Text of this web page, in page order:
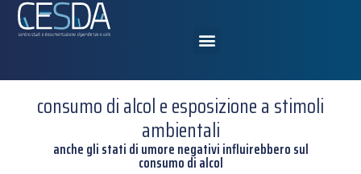
consumo di alcol e esposizione a stimoli
ambientali
anche gli stati di umore negativi influirebbero sul
consumo di alcol